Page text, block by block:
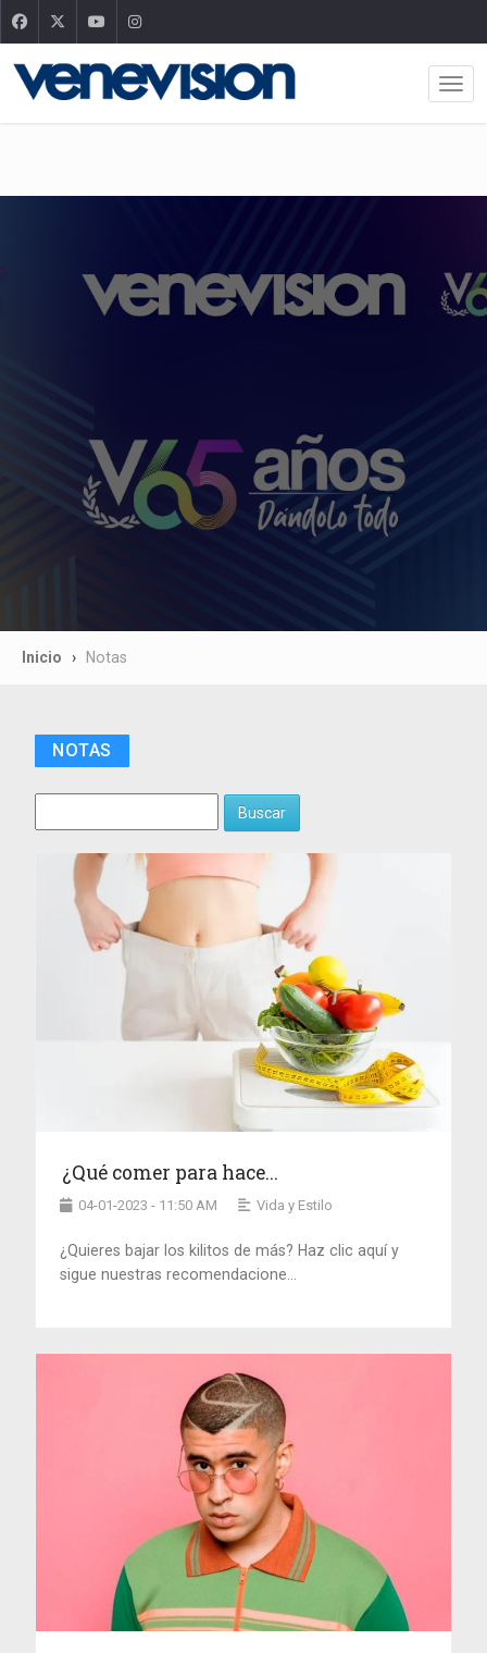
Inicio Notas
NOTAS
Buscar
¿Qué comer para hace...
04-01-2023 - 11:50 AM Vida y Estilo
¿Quieres bajar los kilitos de más? Haz clic aquí y
sigue nuestras recomendacione...